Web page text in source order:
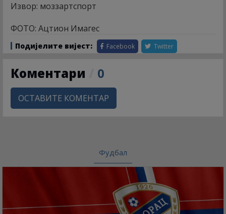
Извор: моззартспорт
ФОТО: Ацтион Имагес
Подијелите вијест: Facebook Twitter
Коментари 0
ОСТАВИТЕ КОМЕНТАР
Фудбал